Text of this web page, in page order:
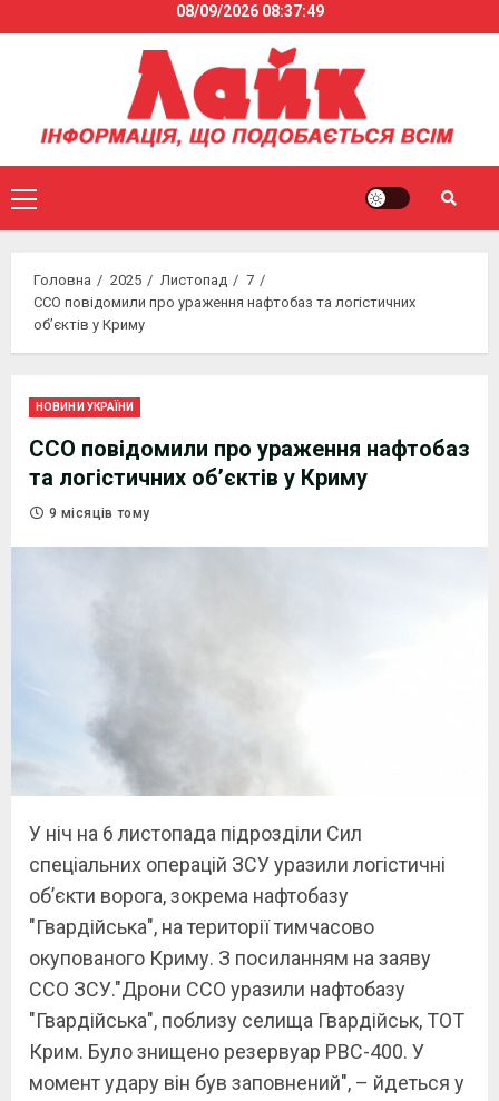
to
08/09/2026 08:37:49
Primary
Menu
Головна 2025 Листопад
7
ССО повідомили про ураження нафтобаз та логістичних
об’єктів у Криму
НОВИНИ УКРАЇНИ
ССО повідомили про ураження нафтобаз
та логістичних об’єктів у Криму
9 місяців тому
У ніч на 6 листопада підрозділи Сил
спеціальних операцій ЗСУ уразили логістичні
об’єкти ворога, зокрема нафтобазу
"Гвардійська", на території тимчасово
окупованого Криму. З посиланням на заяву
ССО ЗСУ."Дрони ССО уразили нафтобазу
"Гвардійська", поблизу селища Гвардійськ, ТОТ
Крим. Було знищено резервуар РВС-400. У
момент удару він був заповнений", – йдеться у